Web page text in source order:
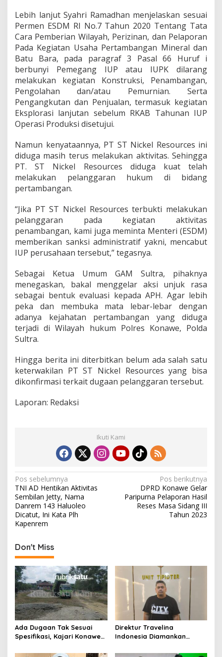
Lebih lanjut Syahri Ramadhan menjelaskan sesuai
Permen ESDM RI No.7 Tahun 2020 Tentang Tata
Cara Pemberian Wilayah, Perizinan, dan Pelaporan
Pada Kegiatan Usaha Pertambangan Mineral dan
Batu Bara, pada paragraf 3 Pasal 66 Huruf i
berbunyi Pemegang IUP atau IUPK dilarang
melakukan kegiatan Konstruksi, Penambangan,
Pengolahan dan/atau Pemurnian. Serta
Pengangkutan dan Penjualan, termasuk kegiatan
Eksplorasi lanjutan sebelum RKAB Tahunan IUP
Operasi Produksi disetujui.
Namun kenyataannya, PT ST Nickel Resources ini
diduga masih terus melakukan aktivitas. Sehingga
PT. ST Nickel Resources diduga kuat telah
melakukan pelanggaran hukum di bidang
pertambangan.
“Jika PT ST Nickel Resources terbukti melakukan
pelanggaran pada kegiatan aktivitas
penambangan, kami juga meminta Menteri (ESDM)
memberikan sanksi administratif yakni, mencabut
IUP perusahaan tersebut,” tegasnya.
Sebagai Ketua Umum GAM Sultra, pihaknya
menegaskan, bakal menggelar aksi unjuk rasa
sebagai bentuk evaluasi kepada APH. Agar lebih
peka dan membuka mata lebar-lebar dengan
adanya kejahatan pertambangan yang diduga
terjadi di Wilayah hukum Polres Konawe, Polda
Sultra.
Hingga berita ini diterbitkan belum ada salah satu
keterwakilan PT ST Nickel Resources yang bisa
dikonfirmasi terkait dugaan pelanggaran tersebut.
Laporan: Redaksi
Ikuti Kami
N
a
v
i
a
s
i
p
o
s
Pos sebelumnya
TNI AD Hentikan Aktivitas
Sembilan Jetty, Nama
Danrem 143 Haluoleo
Dicatut, Ini Kata Plh
Kapenrem
Pos berikutnya
DPRD Konawe Gelar
Paripurna Pelaporan Hasil
Reses Masa Sidang III
Tahun 2023
Don't Miss
Ada Dugaan Tak Sesuai
Spesifikasi, Kajari Konawe
Rupbasan Rp1,9 Miliar
Direktur Travelina
Indonesia Diamankan
Penelantaran Jemaah